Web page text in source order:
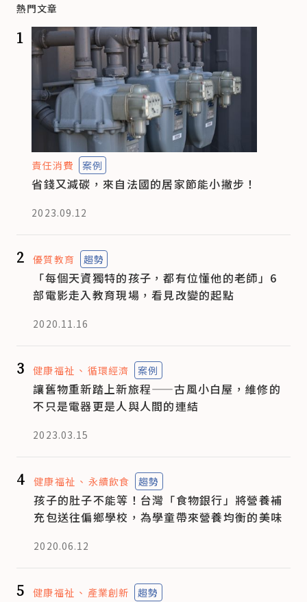
熱門文章
1
責任消費 案例
省錢又減碳，來自法國的居家節能小撇步！
2023.09.12
2 優質教育 趨勢
「每個天資獨特的孩子，都有位懂他的老師」6
部電影走入教育現場，看見改變的起點
2020.11.16
3 健康福祉 循環經濟 案例
讓舊物重新踏上新旅程——古風小白屋，維修的
不只是電器更是人與人間的連結
2023.03.15
4 健康福祉 永續飲食 趨勢
孩子的肚子不能等！台灣「食物銀行」將營養補
充包送往偏鄉學校，為學童帶來營養均衡的美味
2020.06.12
5 健康福祉 產業創新 趨勢